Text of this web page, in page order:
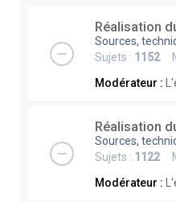
Réalisation
Sources,
Sujets : 1152
Modérateur :
Réalisation
Sources,
Sujets : 1122
Modérateur :